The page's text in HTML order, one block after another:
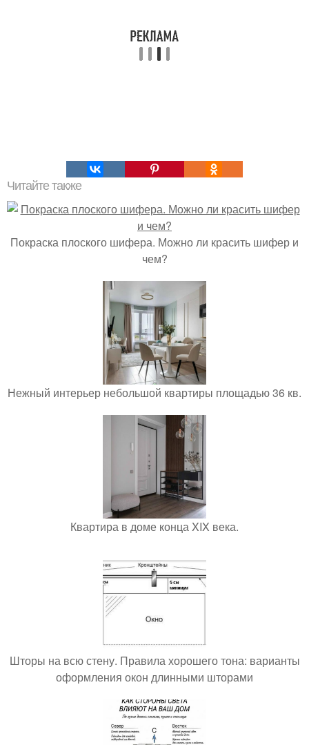
Читайте также
Покраска плоского шифера. Можно ли красить шифер и
чем?
Нежный интерьер небольшой квартиры площадью 36 кв.
Квартира в доме конца XIX века.
Шторы на всю стену. Правила хорошего тона: варианты
оформления окон длинными шторами